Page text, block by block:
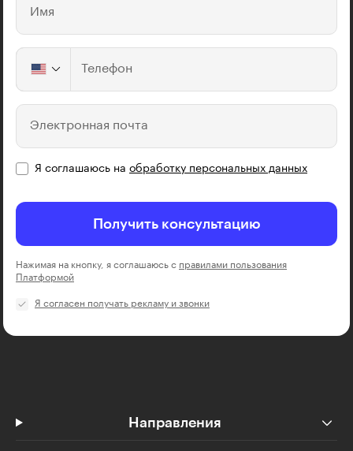
Имя
Телефон
Электронная почта
Я соглашаюсь на обработку персональных данных
Получить консультацию
Нажимая на кнопку, я соглашаюсь с правилами пользования
Платформой
Я согласен получать рекламу и звонки
Направления